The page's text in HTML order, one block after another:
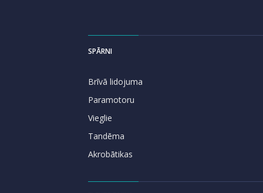
SPĀRNI
Brīvā lidojuma
Paramotoru
Vieglie
Tandēma
Akrobātikas